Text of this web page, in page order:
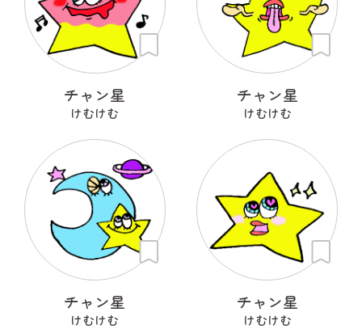
チャン星
けむけむ
チャン星
けむけむ
チャン星
けむけむ
チャン星
けむけむ